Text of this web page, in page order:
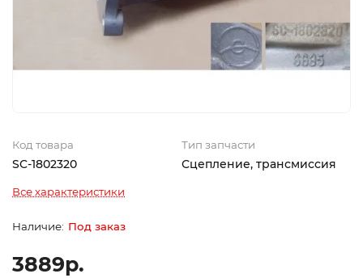
Код товара
SC-1802320
Тип запчасти
Сцепление, трансмиссия
Все характеристики
Под заказ
3889р.